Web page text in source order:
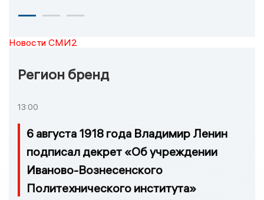
Новости СМИ2
Регион бренд
13:00
6 августа 1918 года Владимир Ленин
подписал декрет «Об учреждении
Иваново-Вознесенского
Политехнического института»